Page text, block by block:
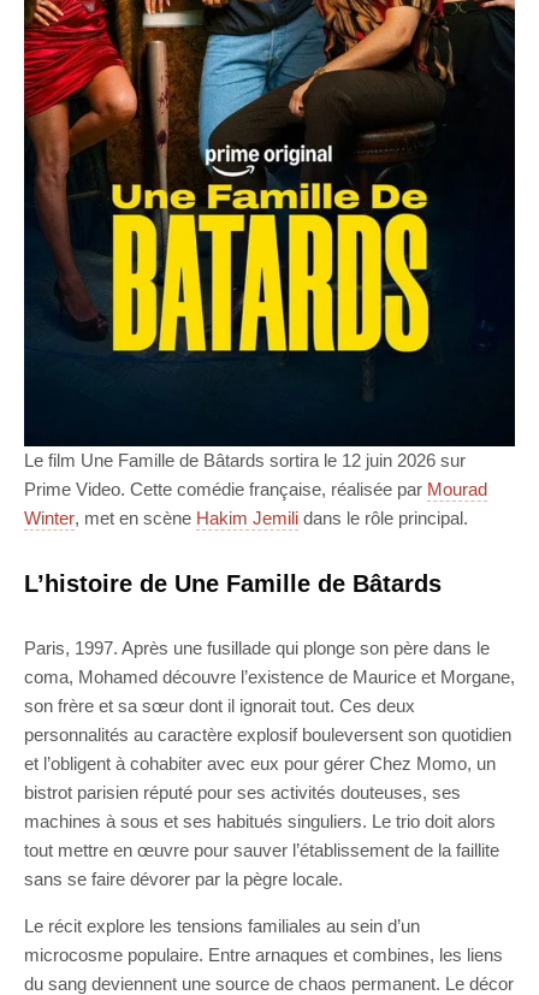
Le film Une Famille de Bâtards sortira le 12 juin 2026 sur
Prime Video. Cette comédie française, réalisée par Mourad
Winter, met en scène Hakim Jemili dans le rôle principal.
L’histoire de Une Famille de Bâtards
Paris, 1997. Après une fusillade qui plonge son père dans le
coma, Mohamed découvre l’existence de Maurice et Morgane,
son frère et sa sœur dont il ignorait tout. Ces deux
personnalités au caractère explosif bouleversent son quotidien
et l’obligent à cohabiter avec eux pour gérer Chez Momo, un
bistrot parisien réputé pour ses activités douteuses, ses
machines à sous et ses habitués singuliers. Le trio doit alors
tout mettre en œuvre pour sauver l’établissement de la faillite
sans se faire dévorer par la pègre locale.
Le récit explore les tensions familiales au sein d’un
microcosme populaire. Entre arnaques et combines, les liens
du sang deviennent une source de chaos permanent. Le décor